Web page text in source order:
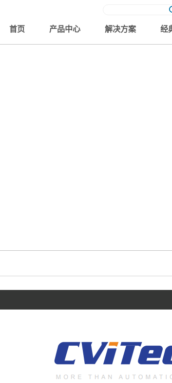
首页 产品中心 解决方案 经